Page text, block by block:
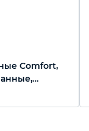
Comfort,